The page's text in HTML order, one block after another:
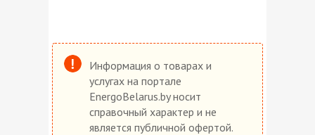
Информация о товарах и
услугах на портале
EnergoBelarus.by носит
справочный характер и не
является публичной офертой.